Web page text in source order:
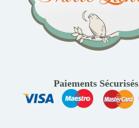
Paiements Sécurisés